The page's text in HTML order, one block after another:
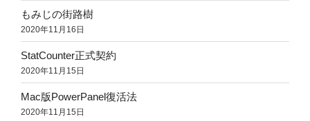
もみじの街路樹
2020年11月16日
StatCounter正式契約
2020年11月15日
Mac版PowerPanel復活法
2020年11月15日